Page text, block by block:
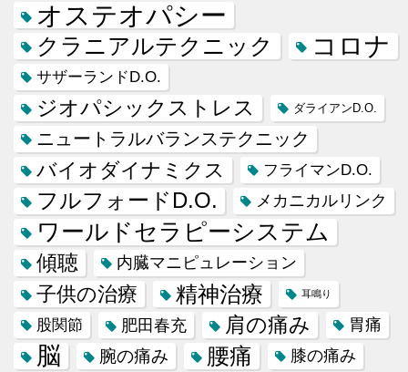
オステオパシー
クラニアルテクニック コロナ
サザーランドD.O.
ジオパシックストレス ダライアンD.O.
ニュートラルバランステクニック
バイオダイナミクス フライマンD.O.
フルフォードD.O. メカニカルリンク
ワールドセラピーシステム
傾聴 内臓マニピュレーション
子供の治療 精神治療 耳鳴り
股関節 肥田春充 肩の痛み 胃痛
脳 腕の痛み 腰痛 膝の痛み